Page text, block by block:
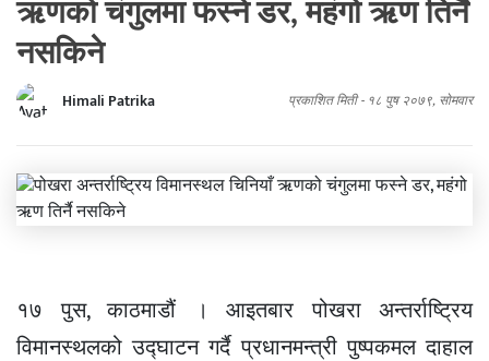
ऋणको चंगुलमा फस्ने डर, महंगो ऋण तिर्नै
नसकिने
Himali Patrika प्रकाशित मिती - १८ पुष २०७९, सोमवार
१७ पुस, काठमाडौं । आइतबार पोखरा अन्तर्राष्ट्रिय
विमानस्थलको उद्घाटन गर्दै प्रधानमन्त्री पुष्पकमल दाहाल